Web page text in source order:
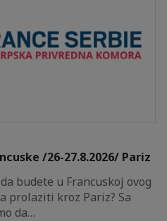
/26-27.8.2026/ Pariz
budete u Francuskoj ovog
prolaziti kroz Pariz? Sa
da…